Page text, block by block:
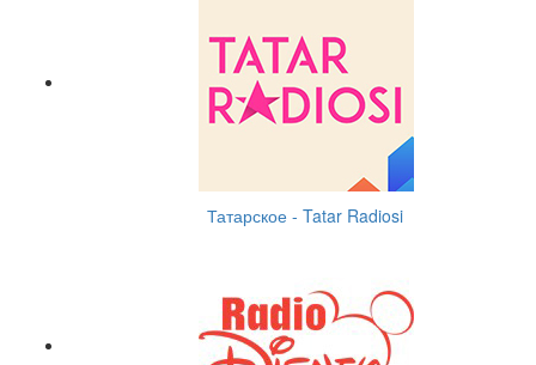
Татарское - Tatar Radiosi